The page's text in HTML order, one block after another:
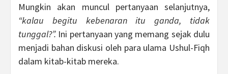
Mungkin akan muncul pertanyaan selanjutnya,
“kalau begitu kebenaran itu ganda, tidak
tunggal?”. Ini pertanyaan yang memang sejak dulu
menjadi bahan diskusi oleh para ulama Ushul-Fiqh
dalam kitab-kitab mereka.